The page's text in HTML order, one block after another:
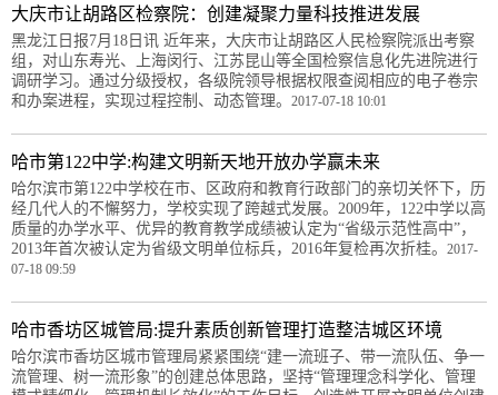
大庆市让胡路区检察院：创建凝聚力量科技推进发展
黑龙江日报7月18日讯 近年来，大庆市让胡路区人民检察院派出考察
组，对山东寿光、上海闵行、江苏昆山等全国检察信息化先进院进行
调研学习。通过分级授权，各级院领导根据权限查阅相应的电子卷宗
和办案进程，实现过程控制、动态管理。 2017-07-18 10:01
哈市第122中学:构建文明新天地开放办学赢未来
哈尔滨市第122中学校在市、区政府和教育行政部门的亲切关怀下，历
经几代人的不懈努力，学校实现了跨越式发展。2009年，122中学以高
质量的办学水平、优异的教育教学成绩被认定为“省级示范性高中”，
2013年首次被认定为省级文明单位标兵，2016年复检再次折桂。 2017-
07-18 09:59
哈市香坊区城管局:提升素质创新管理打造整洁城区环境
哈尔滨市香坊区城市管理局紧紧围绕“建一流班子、带一流队伍、争一
流管理、树一流形象”的创建总体思路，坚持“管理理念科学化、管理